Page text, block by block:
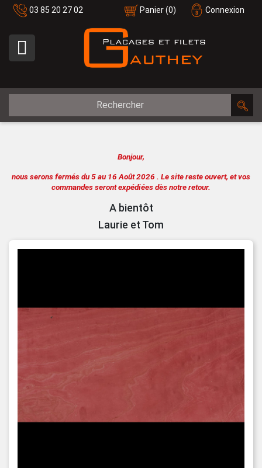
03 85 20 27 02 Connexion
Panier(0)

Bonjour,
nous serons fermés du 5 au 16 Août 2026 . Le site reste ouvert, et vos
commandes seront expédiées dès notre retour.
A bientôt
Laurie et Tom